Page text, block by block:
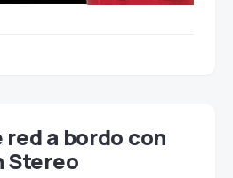
a bordo con
Stereo